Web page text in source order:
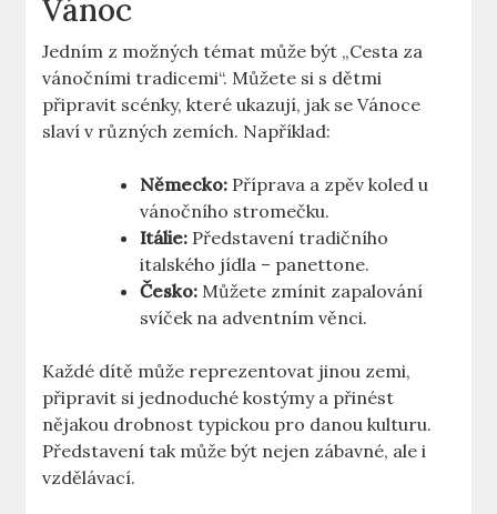
Vánoc
Jedním z možných témat může být „Cesta za
vánočními tradicemi“. Můžete si s dětmi
připravit scénky, které ukazují, jak se Vánoce
slaví v různých zemích. Například:
Německo: Příprava a zpěv koled u
vánočního stromečku.
Itálie: Představení tradičního
italského jídla – panettone.
Česko: Můžete zmínit zapalování
svíček na adventním věnci.
Každé dítě může reprezentovat jinou zemi,
připravit si jednoduché kostýmy a přinést
nějakou drobnost typickou pro danou kulturu.
Představení tak může být nejen zábavné, ale i
vzdělávací.